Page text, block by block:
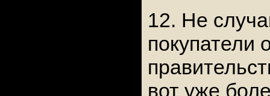
12. Не
покупатели
вот уже